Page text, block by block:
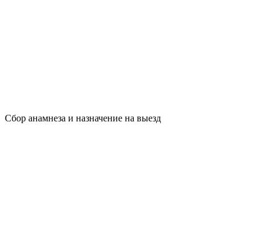
Сбор анамнеза и назначение на выезд